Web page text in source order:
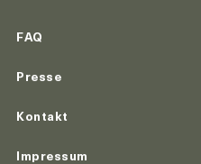
FAQ
Presse
Kontakt
Impressum